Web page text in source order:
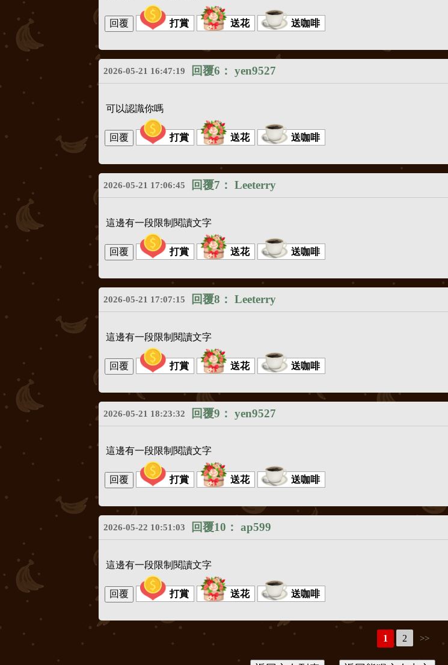
打賞 送花 送咖啡
回覆6： yen9527
2026-05-21 16:47:19
可以認識你嗎
打賞 送花 送咖啡
回覆7： Leeterry
2026-05-21 17:06:45
這邊有一段限制閱讀文字
打賞 送花 送咖啡
回覆8： Leeterry
2026-05-21 17:07:15
這邊有一段限制閱讀文字
打賞 送花 送咖啡
回覆9： yen9527
2026-05-21 18:23:32
這邊有一段限制閱讀文字
打賞 送花 送咖啡
回覆10： ap599
2026-05-22 10:51:03
這邊有一段限制閱讀文字
打賞 送花 送咖啡
1 2 >>